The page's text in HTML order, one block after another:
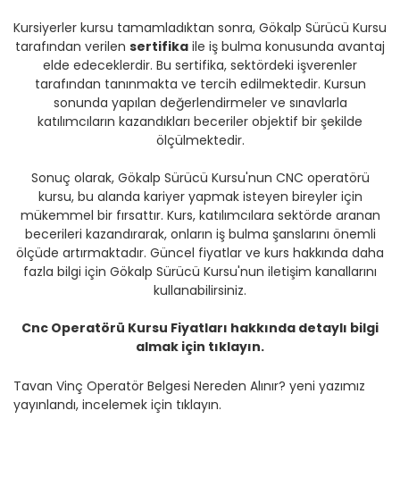
Kursiyerler kursu tamamladıktan sonra, Gökalp Sürücü Kursu
tarafından verilen sertifika ile iş bulma konusunda avantaj
elde edeceklerdir. Bu sertifika, sektördeki işverenler
tarafından tanınmakta ve tercih edilmektedir. Kursun
sonunda yapılan değerlendirmeler ve sınavlarla
katılımcıların kazandıkları beceriler objektif bir şekilde
ölçülmektedir.
Sonuç olarak, Gökalp Sürücü Kursu'nun CNC operatörü
kursu, bu alanda kariyer yapmak isteyen bireyler için
mükemmel bir fırsattır. Kurs, katılımcılara sektörde aranan
becerileri kazandırarak, onların iş bulma şanslarını önemli
ölçüde artırmaktadır. Güncel fiyatlar ve kurs hakkında daha
fazla bilgi için Gökalp Sürücü Kursu'nun iletişim kanallarını
kullanabilirsiniz.
Cnc Operatörü Kursu Fiyatları hakkında detaylı bilgi
almak için tıklayın.
Tavan Vinç Operatör Belgesi Nereden Alınır? yeni yazımız
yayınlandı, incelemek için tıklayın.